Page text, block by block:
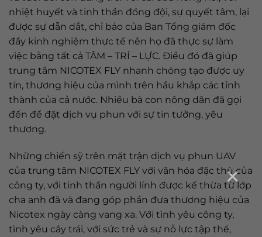
×
nhiệt huyết và tinh thần đồng đội, sự quyết tâm, lại
được sự dẫn dắt, chỉ bảo của Ban Tổng giám đốc
đầy kinh nghiệm thực tế nên họ đã thực sự làm
việc bằng tất cả TÂM – TRÍ – LỰC. Điều đó đã giúp
trung tâm NICOTEX FLY nhanh chóng tạo được uy
tín, thương hiệu của mình trên hầu khắp các tỉnh
thành của cả nước. Nhiều bà con nông dân đã gọi
đến để đặt dịch vụ phun với sự tin tưởng, yêu
thương.
Những chiến sỹ trên mặt trận dịch vụ phun UAV
của trung tâm NICOTEX FLY với văn hóa đặc thù của
công ty, với tinh thần người lính được kế thừa từ lớp
cha anh đã và đang góp phần đưa thương hiệu của
Nicotex ngày càng vang xa. Với tình yêu công ty,
tình yêu cây trái, với sức trẻ và sự nỗ lực tập thể,